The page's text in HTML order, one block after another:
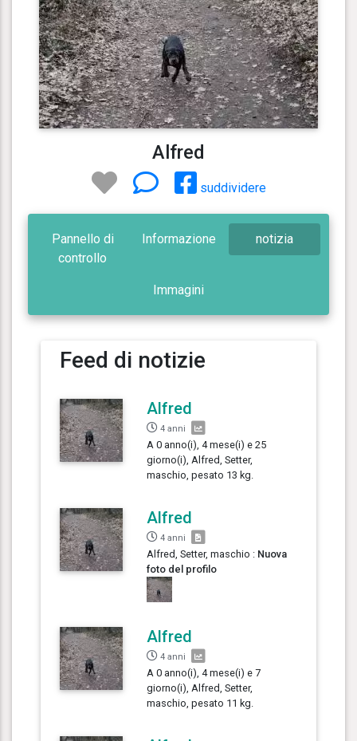
Alfred
suddividere
Pannello di
controllo
Informazione notizia
Immagini
Feed di notizie
Alfred
4 anni
A 0 anno(i), 4 mese(i) e 25
giorno(i), Alfred, Setter,
maschio, pesato 13 kg.
Alfred
4 anni
Alfred, Setter, maschio : Nuova
foto del profilo
Alfred
4 anni
A 0 anno(i), 4 mese(i) e 7
giorno(i), Alfred, Setter,
maschio, pesato 11 kg.